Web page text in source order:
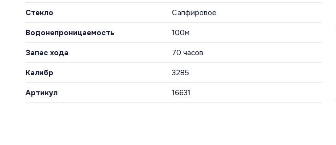
Стекло Сапфировое
Водонепроницаемость 100м
Запас хода 70 часов
Калибр 3285
Артикул 16631